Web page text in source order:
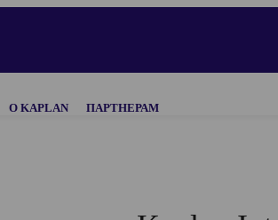
О KAPLAN ПАРТНЕРАМ